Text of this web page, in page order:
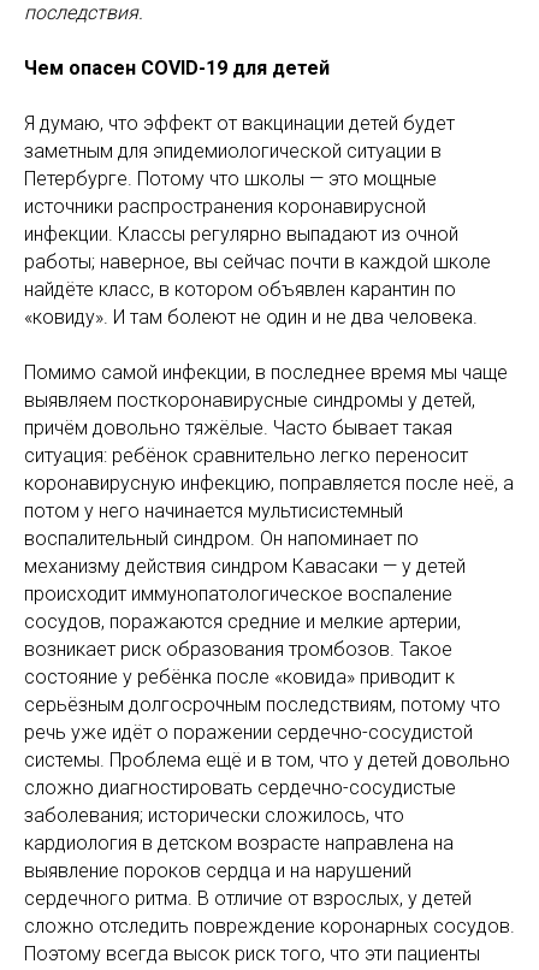
последствия.
Чем опасен COVID-19 для детей
Я думаю, что эффект от вакцинации детей будет
заметным для эпидемиологической ситуации в
Петербурге. Потому что школы — это мощные
источники распространения коронавирусной
инфекции. Классы регулярно выпадают из очной
работы; наверное, вы сейчас почти в каждой школе
найдёте класс, в котором объявлен карантин по
«ковиду». И там болеют не один и не два человека.
Помимо самой инфекции, в последнее время мы чаще
выявляем посткоронавирусные синдромы у детей,
причём довольно тяжёлые. Часто бывает такая
ситуация: ребёнок сравнительно легко переносит
коронавирусную инфекцию, поправляется после неё, а
потом у него начинается мультисистемный
воспалительный синдром. Он напоминает по
механизму действия синдром Кавасаки — у детей
происходит иммунопатологическое воспаление
сосудов, поражаются средние и мелкие артерии,
возникает риск образования тромбозов. Такое
состояние у ребёнка после «ковида» приводит к
серьёзным долгосрочным последствиям, потому что
речь уже идёт о поражении сердечно-сосудистой
системы. Проблема ещё и в том, что у детей довольно
сложно диагностировать сердечно-сосудистые
заболевания; исторически сложилось, что
кардиология в детском возрасте направлена на
выявление пороков сердца и на нарушений
сердечного ритма. В отличие от взрослых, у детей
сложно отследить повреждение коронарных сосудов.
Поэтому всегда высок риск того, что эти пациенты